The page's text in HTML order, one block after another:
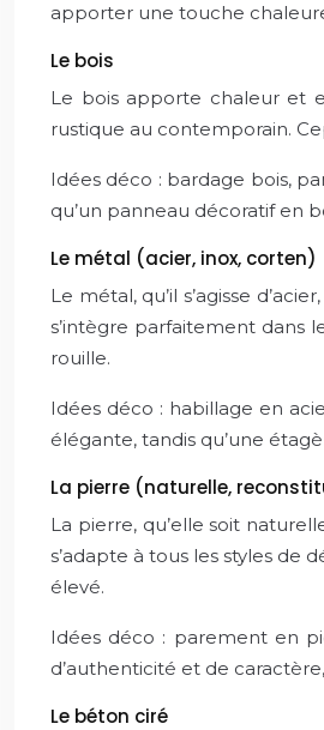
apporter une touche
Le bois
Le bois apporte chaleur et
rustique au contemporain.
Idées déco : bardage bois,
qu’un panneau décoratif en
Le métal (acier, inox, corten)
Le métal, qu’il s’agisse
s’intègre parfaitement dans
rouille.
Idées déco : habillage en
élégante, tandis qu’une
La pierre (naturelle,
La pierre, qu’elle soit
s’adapte à tous les styles
élevé.
Idées déco : parement en
d’authenticité et de
Le béton ciré